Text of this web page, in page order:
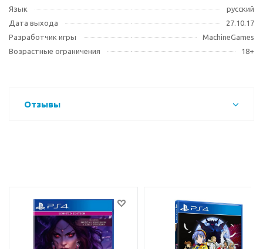
Язык
русский
Дата выхода
27.10.17
Разработчик игры
MachineGames
Возрастные ограничения
18+
Отзывы